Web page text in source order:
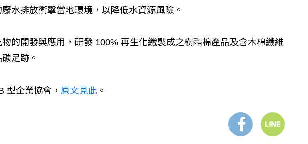
水排放衝擊當地環境，以降低水資源風險。
的開發與應用，研發 100% 再生化纖製成之樹酯棉產品及含木棉纖維
足跡。
企業協會， 原文見此 。​